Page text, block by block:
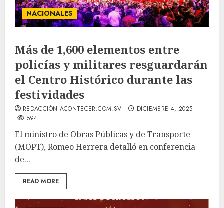
NACIONALES
Más de 1,600 elementos entre
policías y militares resguardarán
el Centro Histórico durante las
festividades
REDACCIÓN ACONTECER.COM.SV
DICIEMBRE 4, 2025
594
El ministro de Obras Públicas y de Transporte
(MOPT), Romeo Herrera detalló en conferencia
de...
READ MORE